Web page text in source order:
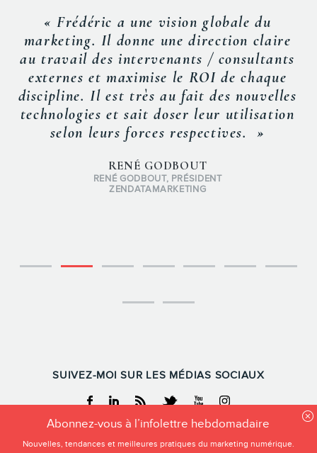
« Frédéric a une vision globale du
marketing. Il donne une direction claire
au travail des intervenants / consultants
externes et maximise le ROI de chaque
discipline. Il est très au fait des nouvelles
technologies et sait doser leur utilisation
selon leurs forces respectives. »
RENÉ GODBOUT
RENÉ GODBOUT, PRÉSIDENT
ZENDATAMARKETING
SUIVEZ-MOI SUR LES MÉDIAS SOCIAUX
Facebook
LinkedinRSS TwitterYoutubeInstagram
FREDERIC GONZALO
Abonnez-vous à l’infolettre hebdomadaire
Nouvelles, tendances et meilleures pratiques du marketing numérique.